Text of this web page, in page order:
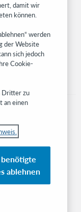
and much more—
damit wir
können.
werden
der Website
sich jedoch
Cookie-
Dritter zu
an einen
ablehnen